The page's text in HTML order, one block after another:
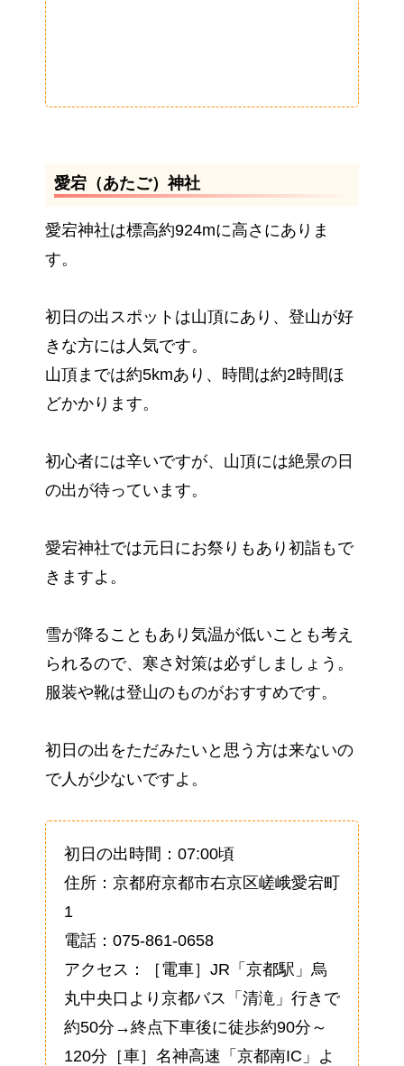
愛宕（あたご）神社
愛宕神社は標高約924mに高さにありま
す。
初日の出スポットは山頂にあり、登山が好
きな方には人気です。
山頂までは約5kmあり、時間は約2時間ほ
どかかります。
初心者には辛いですが、山頂には絶景の日
の出が待っています。
愛宕神社では元日にお祭りもあり初詣もで
きますよ。
雪が降ることもあり気温が低いことも考え
られるので、寒さ対策は必ずしましょう。
服装や靴は登山のものがおすすめです。
初日の出をただみたいと思う方は来ないの
で人が少ないですよ。
初日の出時間：07:00頃
住所：京都府京都市右京区嵯峨愛宕町
1
電話：075-861-0658
アクセス：［電車］JR「京都駅」烏
丸中央口より京都バス「清滝」行きで
約50分→終点下車後に徒歩約90分～
120分［車］名神高速「京都南IC」よ